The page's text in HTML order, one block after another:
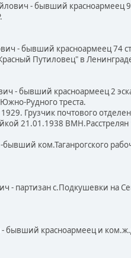
- бывший красноармеец 9
- бывший красноармеец 74
Путиловец" в
- бывший красноармеец 2
Рудного треста.
Грузчик почтового
21.01.1938 ВМН.Расстрелян
ком.Таганрогского
- партизан с.Подкушевки на
бывший красноармеец и